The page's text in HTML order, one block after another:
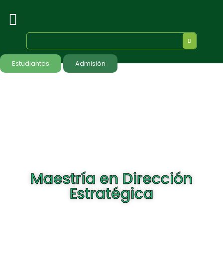
Estudiantes Admisión
Maestría en Dirección
Estratégica